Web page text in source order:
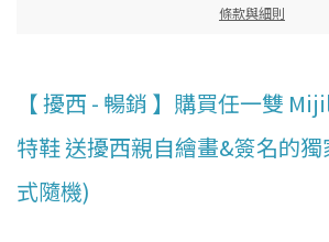
條款與細則
【 擾西 - 暢銷 】購買任一雙
特鞋 送擾西親自繪畫&簽名的
式隨機)